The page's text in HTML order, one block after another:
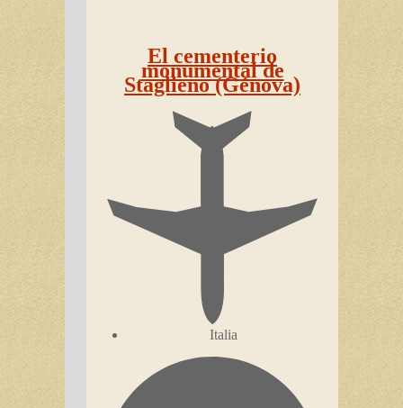
El cementerio
monumental de
Staglieno (Génova)
Italia